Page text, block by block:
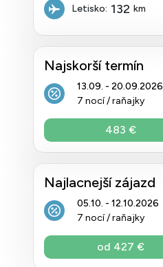
Letisko: 132 km
Najskorší termín
13.09. - 20.09.2026
7 nocí / raňajky
483 €
Najlacnejší zájazd
05.10. - 12.10.2026
7 nocí / raňajky
od 427 €